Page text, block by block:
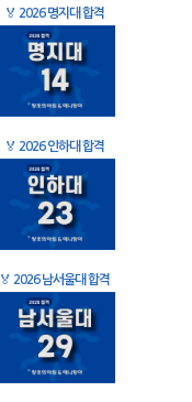
🏅 2026 명지대 합격
🏅 2026 인하대 합격
🏅 2026 남서울대 합격